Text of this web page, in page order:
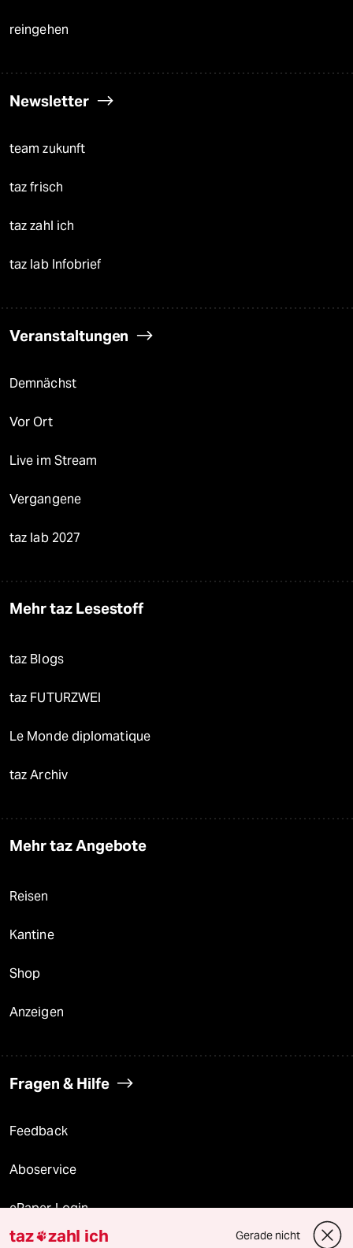
reingehen
Newsletter
team zukunft
taz frisch
taz zahl ich
taz lab Infobrief
Veranstaltungen
Demnächst
Vor Ort
Live im Stream
Vergangene
taz lab 2027
Mehr taz Lesestoff
taz Blogs
taz FUTURZWEI
Le Monde diplomatique
taz Archiv
Mehr taz Angebote
Reisen
Kantine
Shop
Anzeigen
Fragen & Hilfe
Feedback
Aboservice
ePaper Login
taz zahl ich Gerade nicht